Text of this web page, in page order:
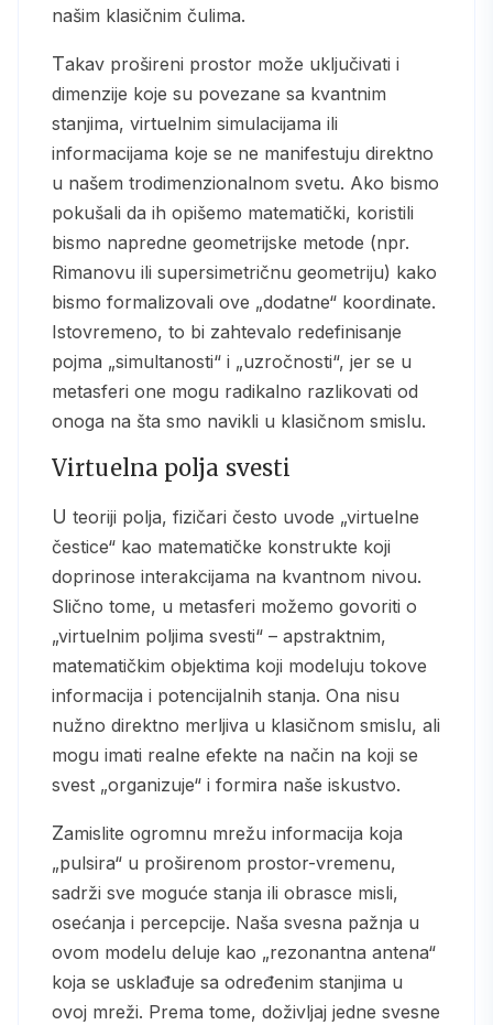
našim klasičnim čulima.
Takav prošireni prostor može uključivati i
dimenzije koje su povezane sa kvantnim
stanjima, virtuelnim simulacijama ili
informacijama koje se ne manifestuju direktno
u našem trodimenzionalnom svetu. Ako bismo
pokušali da ih opišemo matematički, koristili
bismo napredne geometrijske metode (npr.
Rimanovu ili supersimetričnu geometriju) kako
bismo formalizovali ove „dodatne“ koordinate.
Istovremeno, to bi zahtevalo redefinisanje
pojma „simultanosti“ i „uzročnosti“, jer se u
metasferi one mogu radikalno razlikovati od
onoga na šta smo navikli u klasičnom smislu.
Virtuelna polja svesti
U teoriji polja, fizičari često uvode „virtuelne
čestice“ kao matematičke konstrukte koji
doprinose interakcijama na kvantnom nivou.
Slično tome, u metasferi možemo govoriti o
„virtuelnim poljima svesti“ – apstraktnim,
matematičkim objektima koji modeluju tokove
informacija i potencijalnih stanja. Ona nisu
nužno direktno merljiva u klasičnom smislu, ali
mogu imati realne efekte na način na koji se
svest „organizuje“ i formira naše iskustvo.
Zamislite ogromnu mrežu informacija koja
„pulsira“ u proširenom prostor-vremenu,
sadrži sve moguće stanja ili obrasce misli,
osećanja i percepcije. Naša svesna pažnja u
ovom modelu deluje kao „rezonantna antena“
koja se usklađuje sa određenim stanjima u
ovoj mreži. Prema tome, doživljaj jedne svesne